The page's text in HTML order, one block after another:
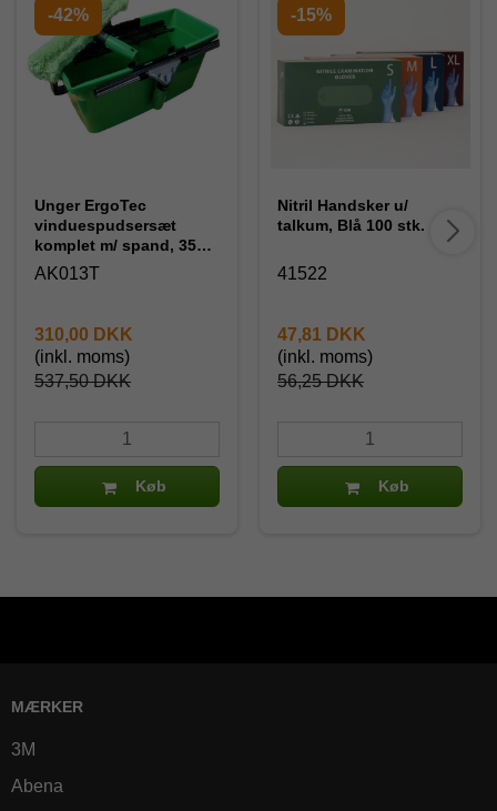
-42%
Unger ErgoTec
vinduespudsersæt
komplet m/ spand, 35
cm.
AK013T
537,50 DKK
310,00 DKK
(inkl. moms)
Køb
-15%
Nitril Handsker u/
talkum, Blå 100 stk.
41522
56,25 DKK
47,81 DKK
(inkl. moms)
Køb
MÆRKER
3M
Abena